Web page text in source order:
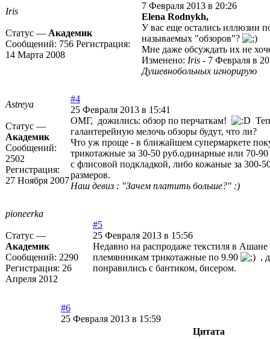
Iris
Статус — Академик
Сообщений: 756 Регистрация:
14 Марта 2008
7 Февраля 2013 в 20:26
Elena Rodnykh,
У вас еще остались иллюзии
называемых "обзоров"?
Мне даже обсуждать их не
Изменено: Iris - 7 Февраля в
Душевнобольных игнорирую
Astreya
Статус —
Академик
Сообщений:
2502
Регистрация:
27 Ноября 2007
#4
25 Февраля 2013 в 15:41
ОМГ, дожились: обзор по перчаткам!
галантерейную мелочь обзоры будут, что ли?
Что уж проще - в ближайшем супермаркете
трикотажные за 30-50 руб.одинарные или 70-
с флисовой подкладкой, либо кожаные за 300-
размеров.
Наш девиз : "Зачем платить больше?" :)
pioneerka
Статус —
Академик
Сообщений: 2290
Регистрация: 26
Апреля 2012
#5
25 Февраля 2013 в 15:56
Недавно на распродаже текстиля в Ашане
племянникам трикотажные по 9.90
,
понравились с бантиком, бисером.
#6
25 Февраля 2013 в 15:59
Цитата